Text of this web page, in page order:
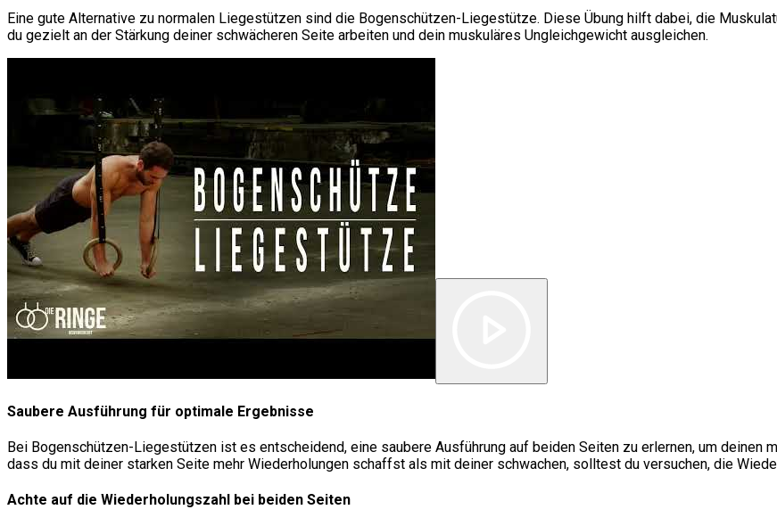
Eine gute Alternative zu normalen Liegestützen sind die Bogenschützen-Liegestütze. Diese Übung hilft dabei, die
du gezielt an der Stärkung deiner schwächeren Seite arbeiten und dein muskuläres Ungleichgewicht ausgleichen.
Saubere Ausführung für optimale Ergebnisse
Bei Bogenschützen-Liegestützen ist es entscheidend, eine saubere Ausführung auf beiden Seiten zu erlernen, um deinen
dass du mit deiner starken Seite mehr Wiederholungen schaffst als mit deiner schwachen, solltest du versuchen, die
Achte auf die Wiederholungszahl bei beiden Seiten